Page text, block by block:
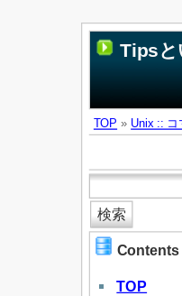
Tipsと
TOP » Unix :: コ
Contents
TOP